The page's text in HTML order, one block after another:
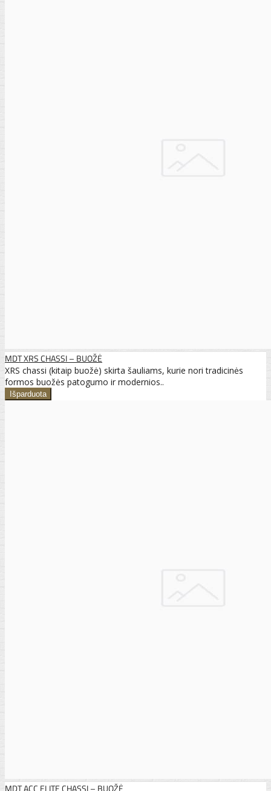
MDT XRS CHASSI – BUOŽĖ
XRS chassi (kitaip buožė) skirta šauliams, kurie nori tradicinės
formos buožės patogumo ir modernios..